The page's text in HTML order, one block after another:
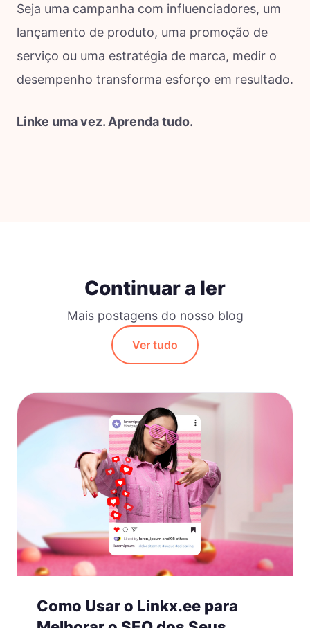
Seja uma campanha com influenciadores, um
lançamento de produto, uma promoção de
serviço ou uma estratégia de marca, medir o
desempenho transforma esforço em resultado.
Linke uma vez. Aprenda tudo.
Continuar a ler
Mais postagens do nosso blog
Ver tudo
Como Usar o Linkx.ee para